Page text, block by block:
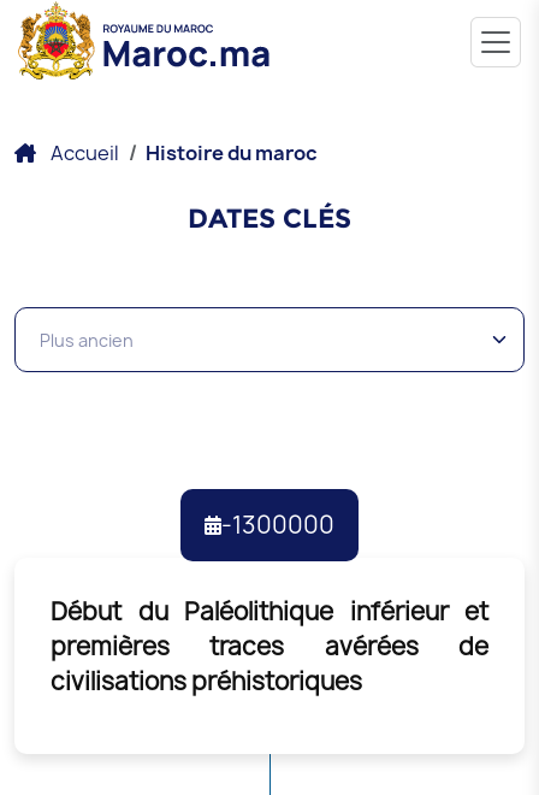
Accueil Histoire du maroc
DATES CLÉS
Début du Paléolithique inférieur et
premières traces avérées de
civilisations préhistoriques
-1300000